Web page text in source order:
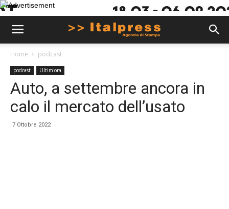
Home podcast
podcast Ultim'ora
Auto, a settembre ancora in
calo il mercato dell’usato
7 Ottobre 2022